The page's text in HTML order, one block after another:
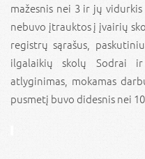
mažesnis nei 3 ir jų
nebuvo įtrauktos į įvairių
registrų sąrašus,
ilgalaikių skolų Sodrai
atlyginimas, mokamas
pusmetį buvo didesnis nei